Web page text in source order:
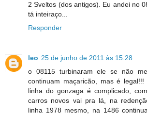
2 Sveltos (dos antigos). Eu andei no
tá inteiraço...
Responder
leo 25 de junho de 2011 às 15:28
o 08115 turbinaram ele se não
continuam maçaricão, mas é
linha do gonzaga é complicado,
carros novos vai pra lá, na
linha 1978 mesmo, na 1486